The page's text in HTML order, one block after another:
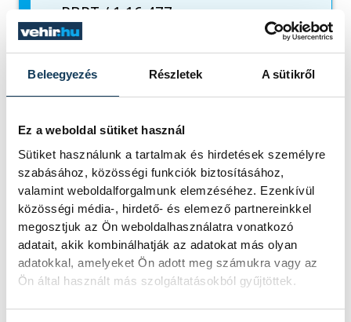
Beleegyezés Részletek A sütikről
Ez a weboldal sütiket használ
Sütiket használunk a tartalmak és hirdetések személyre
szabásához, közösségi funkciók biztosításához,
valamint weboldalforgalmunk elemzéséhez. Ezenkívül
közösségi média-, hirdető- és elemező partnereinkkel
megosztjuk az Ön weboldalhasználatra vonatkozó
adatait, akik kombinálhatják az adatokat más olyan
adatokkal, amelyeket Ön adott meg számukra vagy az
Ön által használt más szolgáltatásokból gyűjtöttek.
RBPT / 1:16.477
11. Nico Hulkenberg HAAS
FERRARI / 1:16.317
12. Valtteri Bottas KICK
13. Alexander Albon
WILLIAMS MERCEDES
/ 1:16.429
14. Logan Sargeant WILLIAMS
MERCEDES / 1:16.543
15. Kevin Magnussen HAAS
FERRARI / 1:16.548
16. Sergio Perez RED BULL